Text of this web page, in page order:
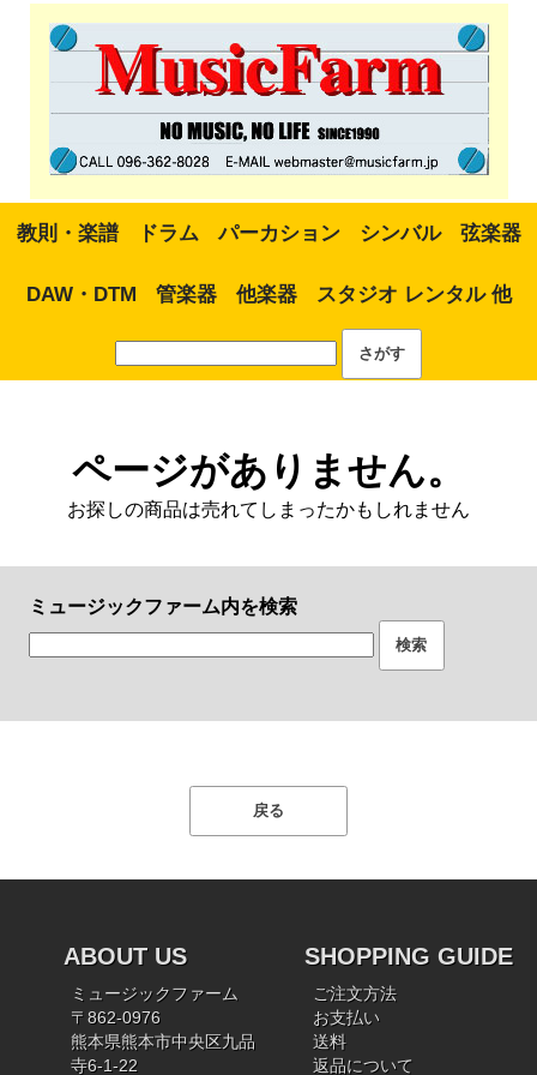
教則・楽譜 ドラム パーカション シンバル 弦楽器
DAW・DTM 管楽器 他楽器 スタジオ レンタル 他
ページがありません。
お探しの商品は売れてしまったかもしれません
ミュージックファーム内を検索
ABOUT US
ミュージックファーム
〒862-0976
熊本県熊本市中央区九品
寺6-1-22
SHOPPING GUIDE
ご注文方法
お支払い
送料
返品について